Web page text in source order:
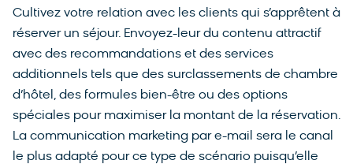
Cultivez votre relation avec les clients qui s’apprêtent à
réserver un séjour. Envoyez-leur du contenu attractif
avec des recommandations et des services
additionnels tels que des surclassements de chambre
d’hôtel, des formules bien-être ou des options
spéciales pour maximiser la montant de la réservation.
La communication marketing par e-mail sera le canal
le plus adapté pour ce type de scénario puisqu’elle